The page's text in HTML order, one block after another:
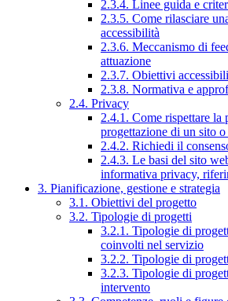
2.3.4. Linee guida e
2.3.5. Come rilasciare
accessibilità
2.3.6. Meccanismo di
attuazione
2.3.7. Obiettivi
2.3.8. Normativa e
2.4. Privacy
2.4.1. Come rispettare la
progettazione di un sito
2.4.2. Richiedi il
2.4.3. Le basi del sito
informativa privacy,
3. Pianificazione, gestione e strategia
3.1. Obiettivi del progetto
3.2. Tipologie di progetti
3.2.1. Tipologie di
coinvolti nel servizio
3.2.2. Tipologie di
3.2.3. Tipologie di
intervento